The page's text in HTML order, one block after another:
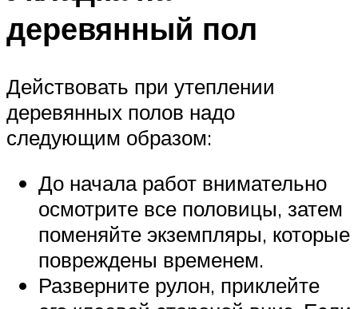
деревянный пол
Действовать при утеплении
деревянных полов надо
следующим образом:
До начала работ внимательно
осмотрите все половицы, затем
поменяйте экземпляры, которые
повреждены временем.
Разверните рулон, приклейте